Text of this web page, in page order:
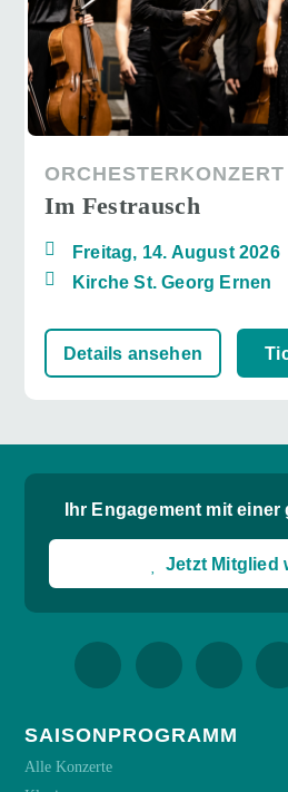
Im Festrausch
Freitag, 14. August 2026
Kirche St. Georg Ernen
Details ansehen
Ihr Engagement mit
Jetzt Mitglied
SAISONPROGRAMM
Alle Konzerte